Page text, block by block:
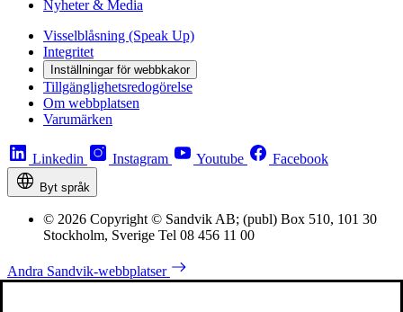
Nyheter & Media
Visselblåsning (Speak Up)
Integritet
Inställningar för webbkakor
Tillgänglighetsredogörelse
Om webbplatsen
Varumärken
Linkedin Instagram Youtube Facebook
Byt språk
© 2026 Copyright © Sandvik AB; (publ) Box 510, 101 30
Stockholm, Sverige Tel 08 456 11 00
Andra Sandvik-webbplatser